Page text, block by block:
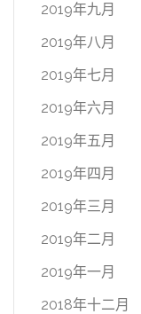
2019年九月
2019年八月
2019年七月
2019年六月
2019年五月
2019年四月
2019年三月
2019年二月
2019年一月
2018年十二月